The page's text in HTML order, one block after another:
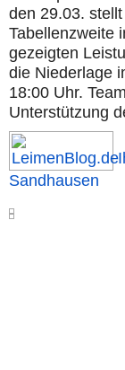
den 29.03.
Tabellenzweite
gezeigten
die Niederlage
18:00 Uhr.
Unterstützung
Sandhausen